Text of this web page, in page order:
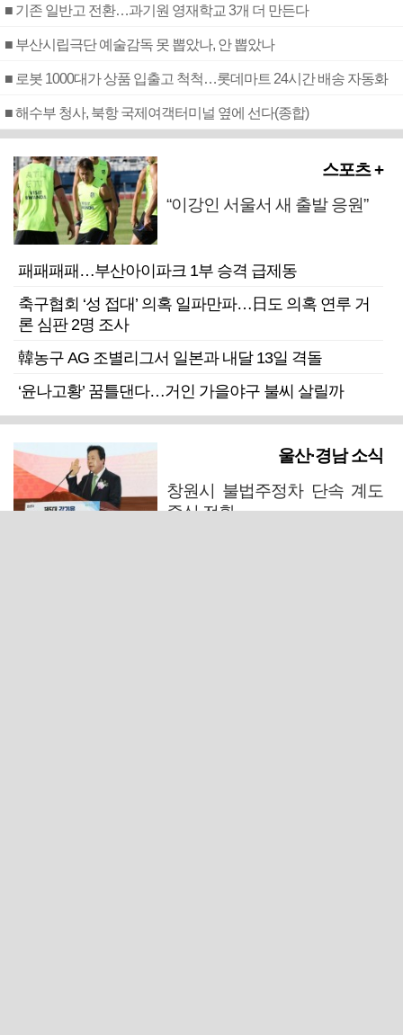
■ 기존 일반고 전환…과기원 영재학교 3개 더 만든다
■ 부산시립극단 예술감독 못 뽑았나, 안 뽑았나
■ 로봇 1000대가 상품 입출고 척척…롯데마트 24시간 배송 자동화
■ 해수부 청사, 북항 국제여객터미널 옆에 선다(종합)
스포츠 +
“이강인 서울서 새 출발 응원”
패패패패…부산아이파크 1부 승격 급제동
축구협회 ‘성 접대’ 의혹 일파만파…日도 의혹 연루 거
론 심판 2명 조사
韓농구 AG 조별리그서 일본과 내달 13일 격돌
‘윤나고황’ 꿈틀댄다…거인 가을야구 불씨 살릴까
울산·경남 소식
창원시 불법주정차 단속 계도
중심 전환